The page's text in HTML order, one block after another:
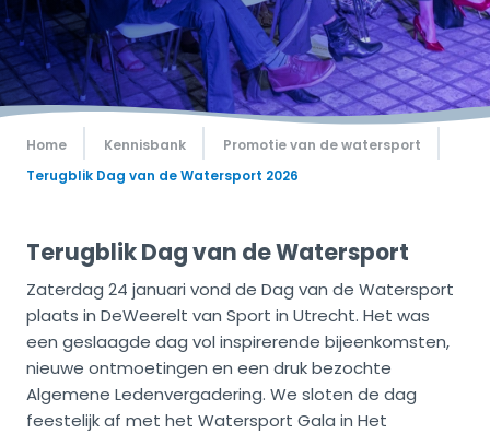
Home Kennisbank
Promotie van de watersport
Terugblik Dag van de Watersport 2026
Terugblik Dag van de Watersport
Zaterdag 24 januari vond de Dag van de Watersport
plaats in DeWeerelt van Sport in Utrecht. Het was
een geslaagde dag vol inspirerende bijeenkomsten,
nieuwe ontmoetingen en een druk bezochte
Algemene Ledenvergadering. We sloten de dag
feestelijk af met het Watersport Gala in Het